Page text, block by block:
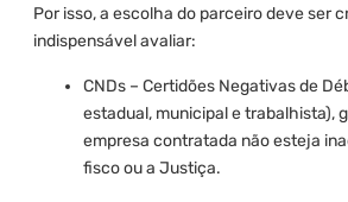
Por isso, a escolha do parceiro deve ser
indispensável avaliar:
CNDs – Certidões Negativas de
estadual, municipal e trabalhista),
empresa contratada não esteja
fisco ou a Justiça.